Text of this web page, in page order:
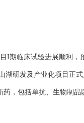
临床试验进展顺利，
研发及产业化项目正
，包括单抗、生物制